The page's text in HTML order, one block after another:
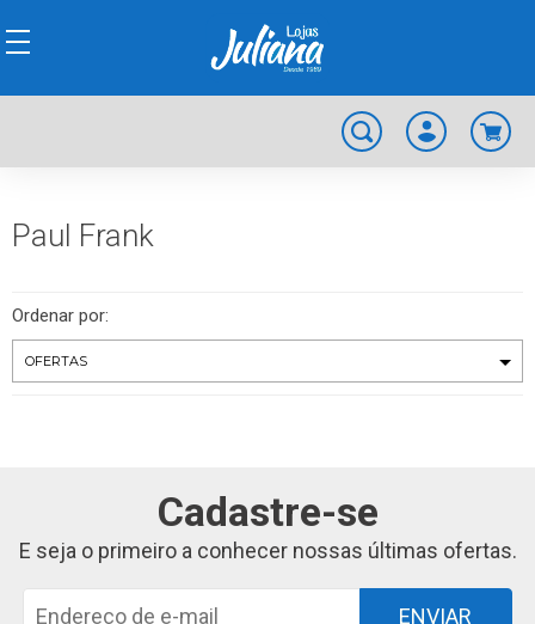
Paul Frank
Ordenar por:
Cadastre-se
E seja o primeiro a conhecer nossas últimas ofertas.
ENVIAR